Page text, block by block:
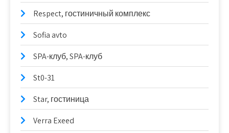
Respect, гостиничный комплекс
Sofia avto
SPA-клуб, SPA-клуб
St0-31
Star, гостиница
Verra Exeed